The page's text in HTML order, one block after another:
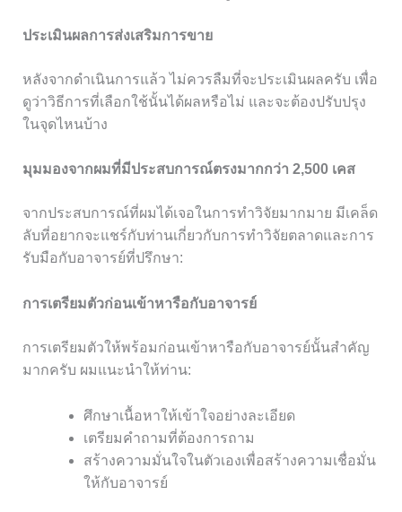
ประเมินผลการส่งเสริมการขาย
หลังจากดำเนินการแล้ว ไม่ควรลืมที่จะประเมินผลครับ เพื่อ
ดูว่าวิธีการที่เลือกใช้นั้นได้ผลหรือไม่ และจะต้องปรับปรุง
ในจุดไหนบ้าง
มุมมองจากผมที่มีประสบการณ์ตรงมากกว่า 2,500 เคส
จากประสบการณ์ที่ผมได้เจอในการทำวิจัยมากมาย มีเคล็ด
ลับที่อยากจะแชร์กับท่านเกี่ยวกับการทำวิจัยตลาดและการ
รับมือกับอาจารย์ที่ปรึกษา:
การเตรียมตัวก่อนเข้าหารือกับอาจารย์
การเตรียมตัวให้พร้อมก่อนเข้าหารือกับอาจารย์นั้นสำคัญ
มากครับ ผมแนะนำให้ท่าน:
ศึกษาเนื้อหาให้เข้าใจอย่างละเอียด
เตรียมคำถามที่ต้องการถาม
สร้างความมั่นใจในตัวเองเพื่อสร้างความเชื่อมั่น
ให้กับอาจารย์